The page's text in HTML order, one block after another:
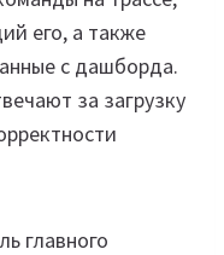
его, а также
с дашборда.
за загрузку
главного